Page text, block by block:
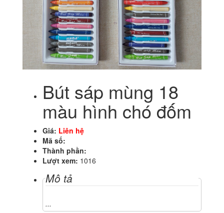
Bút sáp mùng 18
màu hình chó đốm
Giá: Liên hệ
Mã số:
Thành phần:
Lượt xem: 1016
Mô tả
...